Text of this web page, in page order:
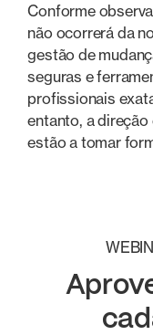
Conforme
não ocorrerá da
gestão de
seguras e
profissionais
entanto, a
estão a tomar